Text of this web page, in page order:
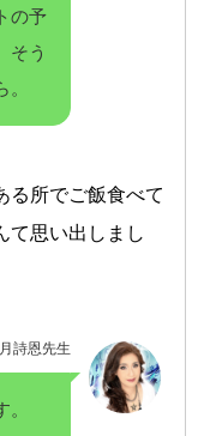
の予
そう
る所でご飯食べて
て思い出しまし
詩恩先生